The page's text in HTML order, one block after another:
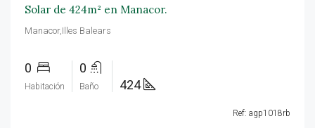
Solar de 424m² en Manacor.
Manacor,Illes Balears
0
Habitación
0
Baño 424
Ref: agp1018rb